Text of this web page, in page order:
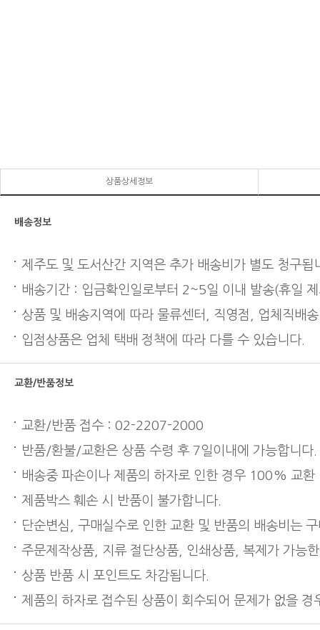
상품상세정보
배송정보
제주도 및 도서산간 지역은 추가 배송비가 별도 청구됩
배송기간 : 입금확인일로부터 2~5일 이내 발송(휴일
상품 및 배송지역에 따라 물류센터, 직영점, 업체직배
입점상품은 업체 택배 정책에 따라 다를 수 있습니다.
교환/반품정보
교환/반품 접수 : 02-2207-2000
반품/환불/교환은 상품 수령 후 7일이내에 가능합니다.
배송중 파손이나 제품의 하자로 인한 경우 100% 교환
제품박스 훼손 시 반품이 불가합니다.
단순변심, 구매실수로 인한 교환 및 반품의 배송비는
주문제작상품, 지류 절단상품, 인쇄상품, 복제가 가능
상품 반품 시 포인트도 차감됩니다.
제품의 하자로 접수된 상품이 회수되어 문제가 없을